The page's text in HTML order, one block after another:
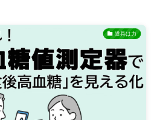
道具は力